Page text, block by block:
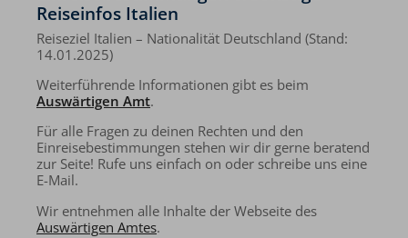
Reiseinfos Italien
Reiseziel Italien – Nationalität Deutschland (Stand:
14.01.2025)
Weiterführende Informationen gibt es beim
Auswärtigen Amt.
Für alle Fragen zu deinen Rechten und den
Einreisebestimmungen stehen wir dir gerne beratend
zur Seite! Rufe uns einfach on oder schreibe uns eine
E-Mail.
Wir entnehmen alle Inhalte der Webseite des
Auswärtigen Amtes.